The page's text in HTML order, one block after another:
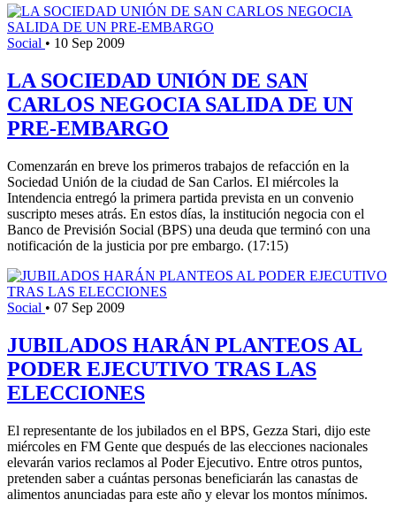
Social • 10 Sep 2009
LA SOCIEDAD UNIÓN DE SAN
CARLOS NEGOCIA SALIDA DE UN
PRE-EMBARGO
Comenzarán en breve los primeros trabajos de refacción en la
Sociedad Unión de la ciudad de San Carlos. El miércoles la
Intendencia entregó la primera partida prevista en un convenio
suscripto meses atrás. En estos días, la institución negocia con el
Banco de Previsión Social (BPS) una deuda que terminó con una
notificación de la justicia por pre embargo. (17:15)
Social • 07 Sep 2009
JUBILADOS HARÁN PLANTEOS AL
PODER EJECUTIVO TRAS LAS
ELECCIONES
El representante de los jubilados en el BPS, Gezza Stari, dijo este
miércoles en FM Gente que después de las elecciones nacionales
elevarán varios reclamos al Poder Ejecutivo. Entre otros puntos,
pretenden saber a cuántas personas beneficiarán las canastas de
alimentos anunciadas para este año y elevar los montos mínimos.